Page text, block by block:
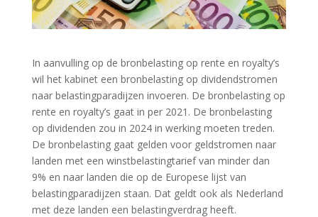
In aanvulling op de bronbelasting op rente en royalty’s
wil het kabinet een bronbelasting op dividendstromen
naar belastingparadijzen invoeren. De bronbelasting op
rente en royalty’s gaat in per 2021. De bronbelasting
op dividenden zou in 2024 in werking moeten treden.
De bronbelasting gaat gelden voor geldstromen naar
landen met een winstbelastingtarief van minder dan
9% en naar landen die op de Europese lijst van
belastingparadijzen staan. Dat geldt ook als Nederland
met deze landen een belastingverdrag heeft.